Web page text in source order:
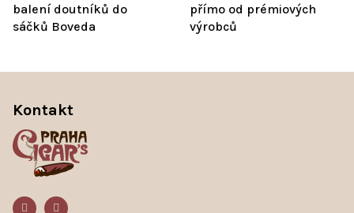
balení doutníků do
sáčků Boveda
přímo od prémiových
výrobců
Kontakt